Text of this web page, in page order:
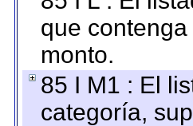
que
monto.
85 I M1 : El
categoría,